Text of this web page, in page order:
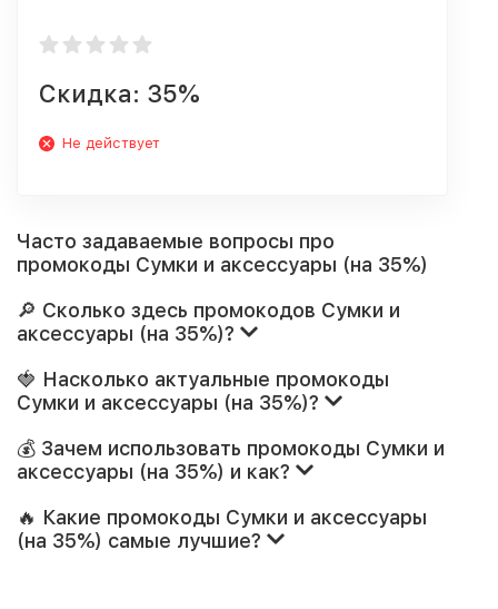
Скидка: 35%
Не действует
Часто задаваемые вопросы про
промокоды Сумки и аксессуары (на 35%)
🔎 Сколько здесь промокодов Сумки и
аксессуары (на 35%)?
🍓 Насколько актуальные промокоды
Сумки и аксессуары (на 35%)?
💰 Зачем использовать промокоды Сумки и
аксессуары (на 35%) и как?
🔥 Какие промокоды Сумки и аксессуары
(на 35%) самые лучшие?